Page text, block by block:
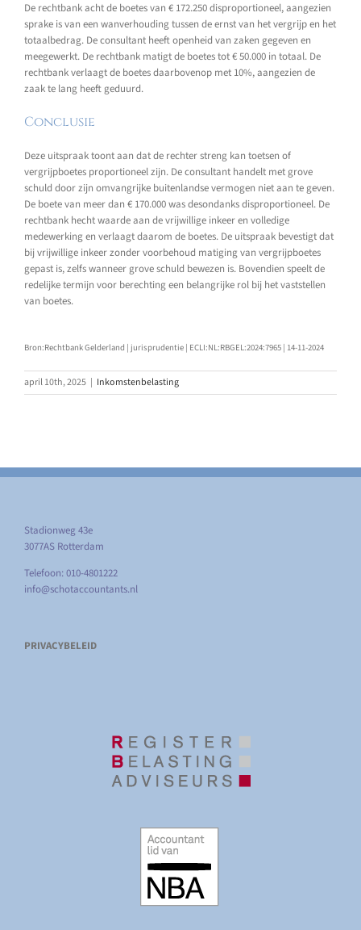
De rechtbank acht de boetes van € 172.250 disproportioneel, aangezien
sprake is van een wanverhouding tussen de ernst van het vergrijp en het
totaalbedrag. De consultant heeft openheid van zaken gegeven en
meegewerkt. De rechtbank matigt de boetes tot € 50.000 in totaal. De
rechtbank verlaagt de boetes daarbovenop met 10%, aangezien de
zaak te lang heeft geduurd.
Conclusie
Deze uitspraak toont aan dat de rechter streng kan toetsen of
vergrijpboetes proportioneel zijn. De consultant handelt met grove
schuld door zijn omvangrijke buitenlandse vermogen niet aan te geven.
De boete van meer dan € 170.000 was desondanks disproportioneel. De
rechtbank hecht waarde aan de vrijwillige inkeer en volledige
medewerking en verlaagt daarom de boetes. De uitspraak bevestigt dat
bij vrijwillige inkeer zonder voorbehoud matiging van vergrijpboetes
gepast is, zelfs wanneer grove schuld bewezen is. Bovendien speelt de
redelijke termijn voor berechting een belangrijke rol bij het vaststellen
van boetes.
Bron:Rechtbank Gelderland | jurisprudentie | ECLI:NL:RBGEL:2024:7965 | 14-11-2024
april 10th, 2025 | Inkomstenbelasting
Stadionweg 43e
3077AS Rotterdam
Telefoon: 010-4801222
info@schotaccountants.nl
PRIVACYBELEID